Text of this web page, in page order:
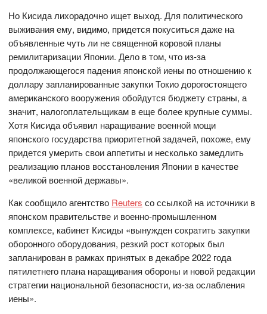
Но Кисида лихорадочно ищет выход. Для политического
выживания ему, видимо, придется покуситься даже на
объявленные чуть ли не священной коровой планы
ремилитаризации Японии. Дело в том, что из-за
продолжающегося падения японской иены по отношению к
доллару запланированные закупки Токио дорогостоящего
американского вооружения обойдутся бюджету страны, а
значит, налогоплательщикам в еще более крупные суммы.
Хотя Кисида объявил наращивание военной мощи
японского государства приоритетной задачей, похоже, ему
придется умерить свои аппетиты и несколько замедлить
реализацию планов восстановления Японии в качестве
«великой военной державы».
Как сообщило агентство Reuters со ссылкой на источники в
японском правительстве и военно-промышленном
комплексе, кабинет Кисиды «вынужден сократить закупки
оборонного оборудования, резкий рост которых был
запланирован в рамках принятых в декабре 2022 года
пятилетнего плана наращивания обороны и новой редакции
стратегии национальной безопасности, из-за ослабления
иены».